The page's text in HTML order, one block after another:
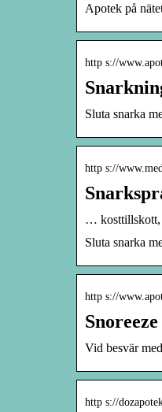
Apotek på
http s://
Sluta snarka
http s://
… kosttillskott,
Sluta snarka
http s://
Vid besvär
http s://